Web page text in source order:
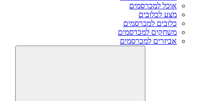
אוכל למכרסמים
מצע לכלובים
כלובים למכרסמים
משחקים למכרסמים
אביזרים למכרסמים